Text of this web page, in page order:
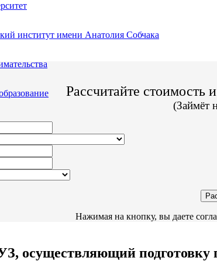
институт имени Анатолия Собчака
Гос. образца.
Рассчитайте стоимость
(Займёт
Нажимая на кнопку, вы даете
осуществляющий подготовку